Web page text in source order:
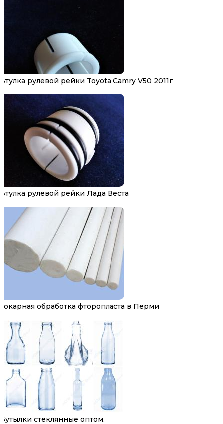
Втулка рулевой рейки Toyota Camry V50 2011г
Втулка рулевой рейки Лада Веста
Токарная обработка фторопласта в Перми
Бутылки стеклянные оптом.